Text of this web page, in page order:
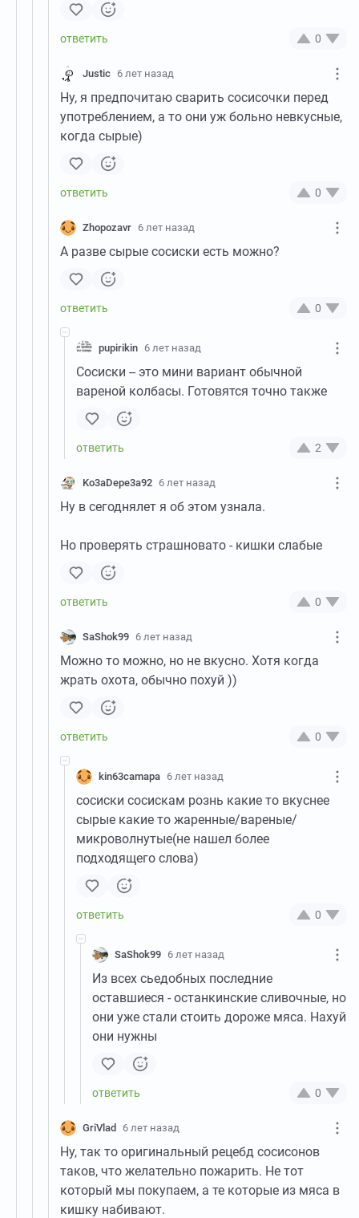
0
Justic 6 лет назад
Ну, я предпочитаю сварить сосисочки перед
употреблением, а то они уж больно невкусные,
когда сырые)
0
Zhopozavr 6 лет назад
А разве сырые сосиски есть можно?
0
pupirikin 6 лет назад
Сосиски -- это мини вариант обычной
вареной колбасы. Готовятся точно также
2
Ko3aDepe3a92 6 лет назад
Ну в сегоднялет я об этом узнала.
Но проверять страшновато - кишки слабые
0
SaShok99 6 лет назад
Можно то можно, но не вкусно. Хотя когда
жрать охота, обычно похуй ))
0
kin63camapa 6 лет назад
сосиски сосискам рознь какие то вкуснее
сырые какие то жаренные/вареные/
микроволнутые(не нашел более
подходящего слова)
0
SaShok99 6 лет назад
Из всех сьедобных последние
оставшиеся - останкинские сливочные, но
они уже стали стоить дороже мяса. Нахуй
они нужны
0
GriVlad 6 лет назад
Ну, так то оригинальный рецебд сосисонов
таков, что желательно пожарить. Не тот
который мы покупаем, а те которые из мяса в
кишку набивают.